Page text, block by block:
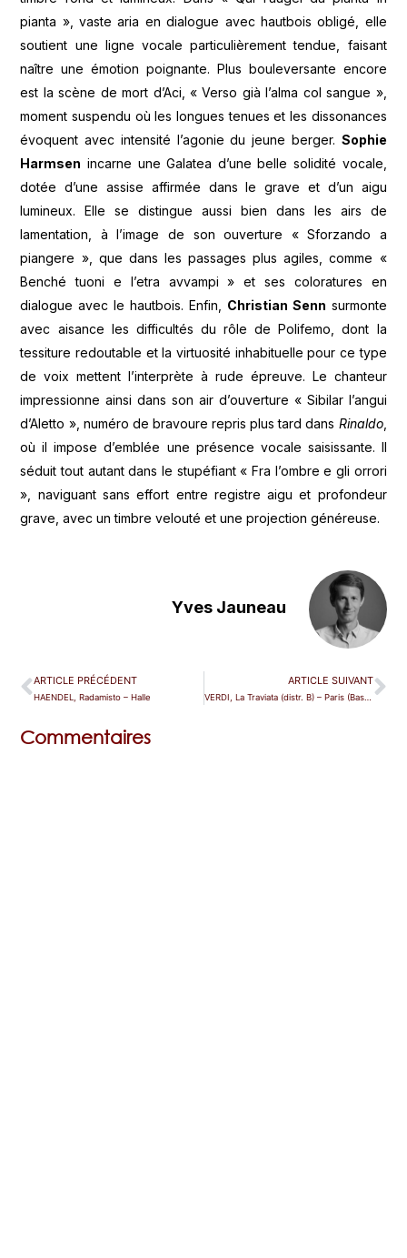
pianta », vaste aria en dialogue avec hautbois obligé, elle
soutient une ligne vocale particulièrement tendue, faisant
naître une émotion poignante. Plus bouleversante encore
est la scène de mort d’Aci, « Verso già l’alma col sangue »,
moment suspendu où les longues tenues et les dissonances
évoquent avec intensité l’agonie du jeune berger. Sophie
Harmsen incarne une Galatea d’une belle solidité vocale,
dotée d’une assise affirmée dans le grave et d’un aigu
lumineux. Elle se distingue aussi bien dans les airs de
lamentation, à l’image de son ouverture « Sforzando a
piangere », que dans les passages plus agiles, comme «
Benché tuoni e l’etra avvampi » et ses coloratures en
dialogue avec le hautbois. Enfin, Christian Senn surmonte
avec aisance les difficultés du rôle de Polifemo, dont la
tessiture redoutable et la virtuosité inhabituelle pour ce type
de voix mettent l’interprète à rude épreuve. Le chanteur
impressionne ainsi dans son air d’ouverture « Sibilar l’angui
d’Aletto », numéro de bravoure repris plus tard dans Rinaldo,
où il impose d’emblée une présence vocale saisissante. Il
séduit tout autant dans le stupéfiant « Fra l’ombre e gli orrori
», naviguant sans effort entre registre aigu et profondeur
grave, avec un timbre velouté et une projection généreuse.
Yves Jauneau
ARTICLE PRÉCÉDENT
HAENDEL, Radamisto – Halle
ARTICLE SUIVANT
VERDI, La Traviata (distr. B) – Paris (Bastille)
Commentaires